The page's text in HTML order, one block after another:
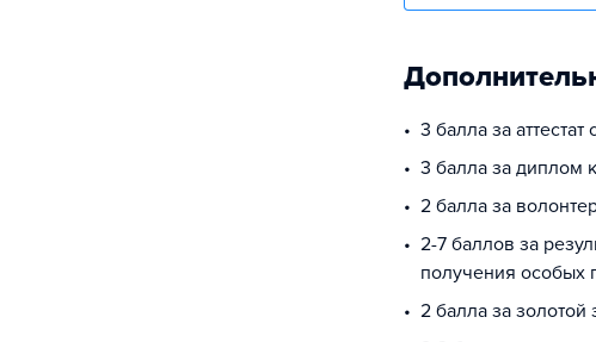
3 балла за аттестат
3 балла за диплом
2 балла за
2-7 баллов за
получения особых
2 балла за